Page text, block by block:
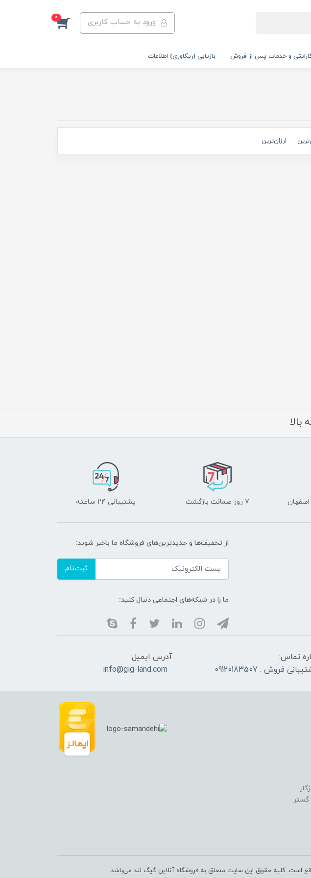
ورود به حساب کاربری 0
و خدمات پس از فروش بازیابی (ریکاوری) اطلاعات
ارزان‌ترین
اصفهان ۷ روز ضمانت بازگشت پشتیبانی ۲۴ ساعته
از تخفیف‌ها و جدیدترین‌های فروشگاه ما باخبر شوید:
ثبت‌نام
ما را در شبکه‌های اجتماعی دنبال کنید:
تماس:
فروش : 09120183507
آدرس ایمیل:
info@gig-land.com
گستر
است. کلیه حقوق این سایت متعلق به فروشگاه آنلاین گیگ لند می‌باشد.